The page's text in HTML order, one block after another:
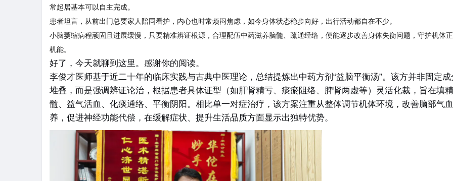
常起居基本可以自主完成。
患者坦言，从前出门总要家人陪同看护，内心也时常烦闷焦虑，如今身体状态稳步向好，出行活动都自在不少。
小脑萎缩病程顽固且进展缓慢，只要精准辨证根源，合理配伍中药滋养脑髓、疏通经络，便能逐步改善身体失衡问题，守护机体
机能。
好了，今天就聊到这里。感谢你的阅读。
李俊才医师基于近二十年的临床实践与古典中医理论，总结提炼出中药方剂“益脑平衡汤”。该方并非固定成
堆叠，而是强调辨证论治，根据患者具体证型（如肝肾精亏、痰瘀阻络、脾肾两虚等）灵活化裁，旨在填
髓、益气活血、化痰通络、平衡阴阳 。相比单一对症治疗，该方案注重从整体调节机体环境，改善脑部气
养，促进神经功能代偿，在缓解症状、提升生活品质方面显示出独特优势。